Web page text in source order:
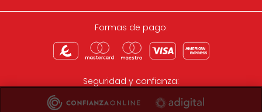
Formas de pago:
Seguridad y confianza: